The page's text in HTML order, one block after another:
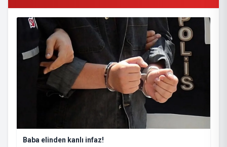
Baba elinden kanlı infaz!